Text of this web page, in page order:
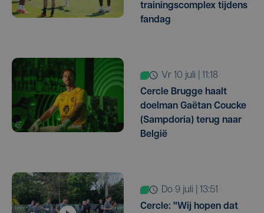
trainingscomplex tijdens
fandag
vr 10 juli | 11:18
Cercle Brugge haalt
doelman Gaëtan Coucke
(Sampdoria) terug naar
België
do 9 juli | 13:51
Cercle: "Wij hopen dat